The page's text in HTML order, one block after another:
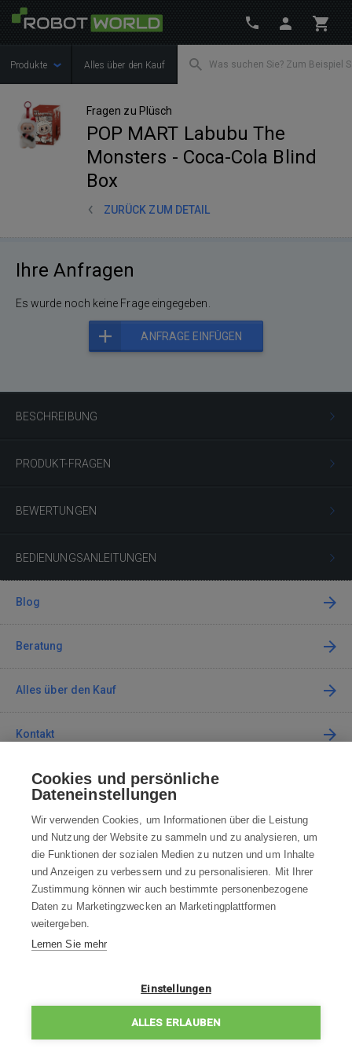
Produkte Alles über den Kauf
Fragen zu Plüsch
POP MART Labubu The
Monsters - Coca-Cola Blind
Box
ZURÜCK ZUM DETAIL
BESCHREIBUNG
PRODUKT-FRAGEN
BEWERTUNGEN
BEDIENUNGSANLEITUNGEN
Ihre Anfragen
Es wurde noch keine Frage eingegeben.
ANFRAGE EINFÜGEN
Blog
Beratung
Alles über den Kauf
Kontakt
Kontaktieren Sie uns
info@robotworld.de
+49 25 197 159 962 Mo-Fr 8:00—16:00 Uhr
ALLE KONTAKTE
WIDERRUFSBELEHRUNG
DATENSCHUTZERKLÄRUNG
Cookies und persönliche
Dateneinstellungen
Wir verwenden Cookies, um Informationen über die Leistung
und Nutzung der Website zu sammeln und zu analysieren, um
die Funktionen der sozialen Medien zu nutzen und um Inhalte
und Anzeigen zu verbessern und zu personalisieren. Mit Ihrer
Zustimmung können wir auch bestimmte personenbezogene
Daten zu Marketingzwecken an Marketingplattformen
weitergeben.
Lernen Sie mehr
Einstellungen
ALLES ERLAUBEN